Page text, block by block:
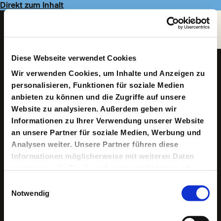
Diese Webseite verwendet Cookies
Wir verwenden Cookies, um Inhalte und Anzeigen zu
personalisieren, Funktionen für soziale Medien
anbieten zu können und die Zugriffe auf unsere
Website zu analysieren. Außerdem geben wir
Informationen zu Ihrer Verwendung unserer Website
an unsere Partner für soziale Medien, Werbung und
Analysen weiter. Unsere Partner führen diese
Informationen möglicherweise mit weiteren Daten
gesammelt haben.
Notwendig
Direkt zum Inhalt
Homepage
Katharina
Wesselmann
Geboren 1976. Katharina Wesselmann ist Professorin für
Fachdidaktik der Alten Sprachen an der Christian-
Albrechts-Universität zu Kiel. In Tübingen, Köln und
Kunstgeschichte. In Basel war sie 14 Jahre als Latein-